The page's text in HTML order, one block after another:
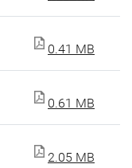
0.41 MB
0.61 MB
2.05 MB